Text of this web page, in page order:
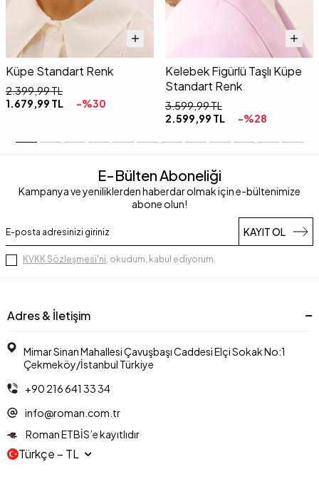
Küpe Standart Renk
2.399,99TL
1.679,99 TL -%30
Kelebek Figürlü Taşlı Küpe
Standart Renk
3.599,99TL
2.599,99 TL -%28
E-Bülten Aboneliği
Kampanya ve yeniliklerden haberdar olmak için e-bültenimize
abone olun!
KAYIT OL
KVKK Sözleşmesi'ni, okudum, kabul ediyorum.
Adres & İletişim
Mimar Sinan Mahallesi Çavuşbaşı Caddesi Elçi Sokak No:1
Çekmeköy/İstanbul Türkiye
+90 216 641 33 34
info@roman.com.tr
Roman ETBİS’e kayıtlıdır
Türkçe − TL